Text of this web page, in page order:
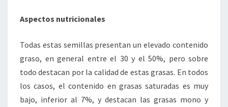
Aspectos nutricionales
Todas estas semillas presentan un elevado contenido
graso, en general entre el 30 y el 50%, pero sobre
todo destacan por la calidad de estas grasas. En todos
los casos, el contenido en grasas saturadas es muy
bajo, inferior al 7%, y destacan las grasas mono y